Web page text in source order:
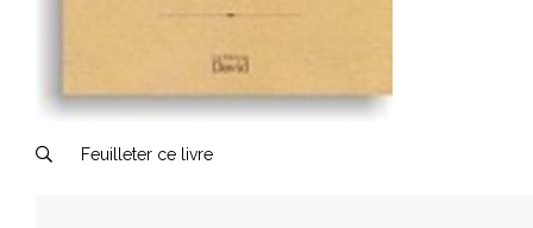
Feuilleter ce livre